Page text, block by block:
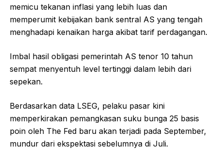
memicu tekanan inflasi yang lebih luas dan
memperumit kebijakan bank sentral AS yang tengah
menghadapi kenaikan harga akibat tarif perdagangan.
Imbal hasil obligasi pemerintah AS tenor 10 tahun
sempat menyentuh level tertinggi dalam lebih dari
sepekan.
Berdasarkan data LSEG, pelaku pasar kini
memperkirakan pemangkasan suku bunga 25 basis
poin oleh The Fed baru akan terjadi pada September,
mundur dari ekspektasi sebelumnya di Juli.